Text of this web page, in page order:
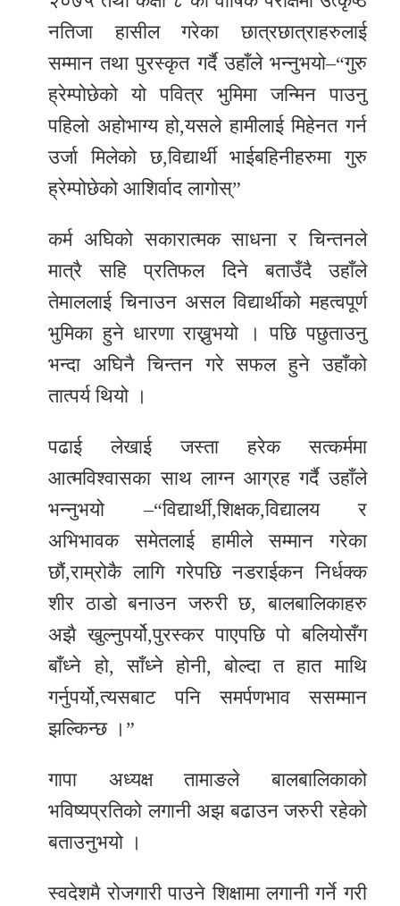
नतिजा हासील गरेका छात्रछात्राहरुलाई
सम्मान तथा पुरस्कृत गर्दै उहाँले भन्नुभयो–“गुरु
ह्रेम्पोछेको यो पवित्र भुमिमा जन्मिन पाउनु
पहिलो अहोभाग्य हो,यसले हामीलाई मिहेनत गर्न
उर्जा मिलेको छ,विद्यार्थी भाईबहिनीहरुमा गुरु
ह्रेम्पोछेको आशिर्वाद लागोस्”
कर्म अघिको सकारात्मक साधना र चिन्तनले
मात्रै सहि प्रतिफल दिने बताउँदै उहाँले
तेमाललाई चिनाउन असल विद्यार्थीको महत्वपूर्ण
भुमिका हुने धारणा राख्नुभयो । पछि पछुताउनु
भन्दा अघिनै चिन्तन गरे सफल हुने उहाँको
तात्पर्य थियो ।
पढाई लेखाई जस्ता हरेक सत्कर्ममा
आत्मविश्वासका साथ लाग्न आग्रह गर्दै उहाँले
भन्नुभयो –“विद्यार्थी,शिक्षक,विद्यालय र
अभिभावक समेतलाई हामीले सम्मान गरेका
छौं,राम्रोकै लागि गरेपछि नडराईकन निर्धक्क
शीर ठाडो बनाउन जरुरी छ, बालबालिकाहरु
अझै खुल्नुपर्यो,पुरस्कर पाएपछि पो बलियोसँग
बाँध्ने हो, साँध्ने होनी, बोल्दा त हात माथि
गर्नुपर्यो,त्यसबाट पनि समर्पणभाव ससम्मान
झल्किन्छ ।”
गापा अध्यक्ष तामाङले बालबालिकाको
भविष्यप्रतिको लगानी अझ बढाउन जरुरी रहेको
बताउनुभयो ।
स्वदेशमै रोजगारी पाउने शिक्षामा लगानी गर्ने गरी